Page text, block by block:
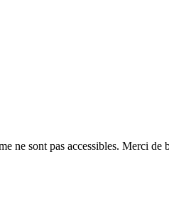
ne sont pas accessibles. Merci